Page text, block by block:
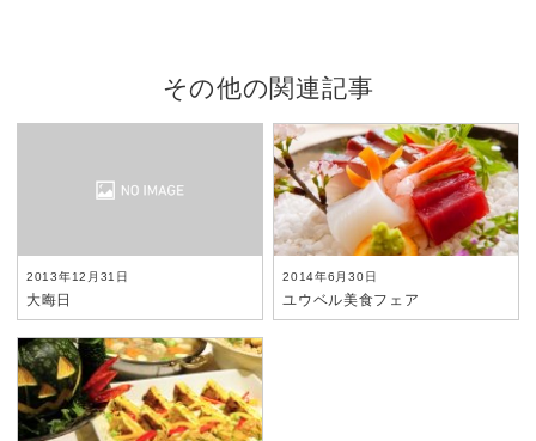
その他の関連記事
2013年12月31日
大晦日
2014年6月30日
ユウベル美食フェア